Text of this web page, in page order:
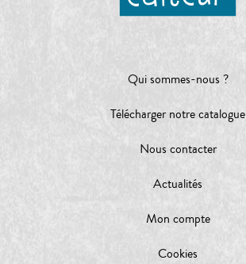
Qui sommes-nous ?
Télécharger notre catalogue
Nous contacter
Actualités
Mon compte
Cookies